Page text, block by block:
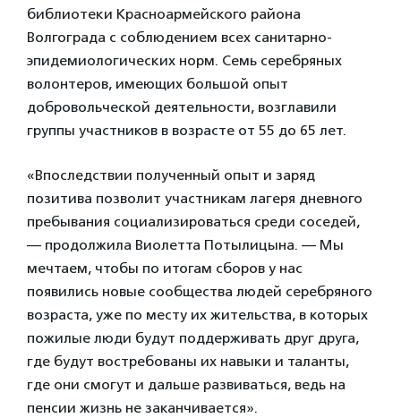
библиотеки Красноармейского района
Волгограда с соблюдением всех санитарно-
эпидемиологических норм. Семь серебряных
волонтеров, имеющих большой опыт
добровольческой деятельности, возглавили
группы участников в возрасте от 55 до 65 лет.
«Впоследствии полученный опыт и заряд
позитива позволит участникам лагеря дневного
пребывания социализироваться среди соседей,
— продолжила Виолетта Потылицына. — Мы
мечтаем, чтобы по итогам сборов у нас
появились новые сообщества людей серебряного
возраста, уже по месту их жительства, в которых
пожилые люди будут поддерживать друг друга,
где будут востребованы их навыки и таланты,
где они смогут и дальше развиваться, ведь на
пенсии жизнь не заканчивается».